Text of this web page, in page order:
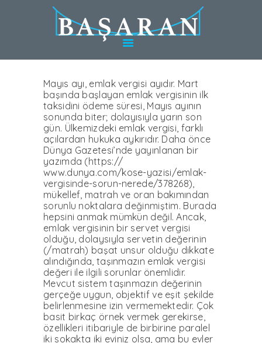
TÜRKIYE’DE
HIZMETLER
HIZMETLER
UZMANLAR
BLOG
KARIYER
WEBINAR
İLETIŞIM
Mayıs ayı, emlak vergisi ayıdır. Mart
başında başlayan emlak vergisinin ilk
taksidini ödeme süresi, Mayıs ayının
sonunda biter; dolayısıyla yarın son
gün. Ülkemizdeki emlak vergisi, farklı
açılardan hukuka aykırıdır. Daha önce
Dünya Gazetesi’nde yayınlanan bir
yazımda (https://
www.dunya.com/kose-yazisi/emlak-
vergisinde-sorun-nerede/378268),
mükellef, matrah ve oran bakımından
sorunlu noktalara değinmiştim. Burada
hepsini anmak mümkün değil. Ancak,
emlak vergisinin bir servet vergisi
olduğu, dolaysıyla servetin değerinin
(/matrah) başat unsur olduğu dikkate
alındığında, taşınmazın emlak vergisi
değeri ile ilgili sorunlar önemlidir.
Mevcut sistem taşınmazın değerinin
gerçeğe uygun, objektif ve eşit şekilde
belirlenmesine izin vermemektedir. Çok
basit birkaç örnek vermek gerekirse,
özellikleri itibariyle de birbirine paralel
iki sokakta iki eviniz olsa, ama bu evler